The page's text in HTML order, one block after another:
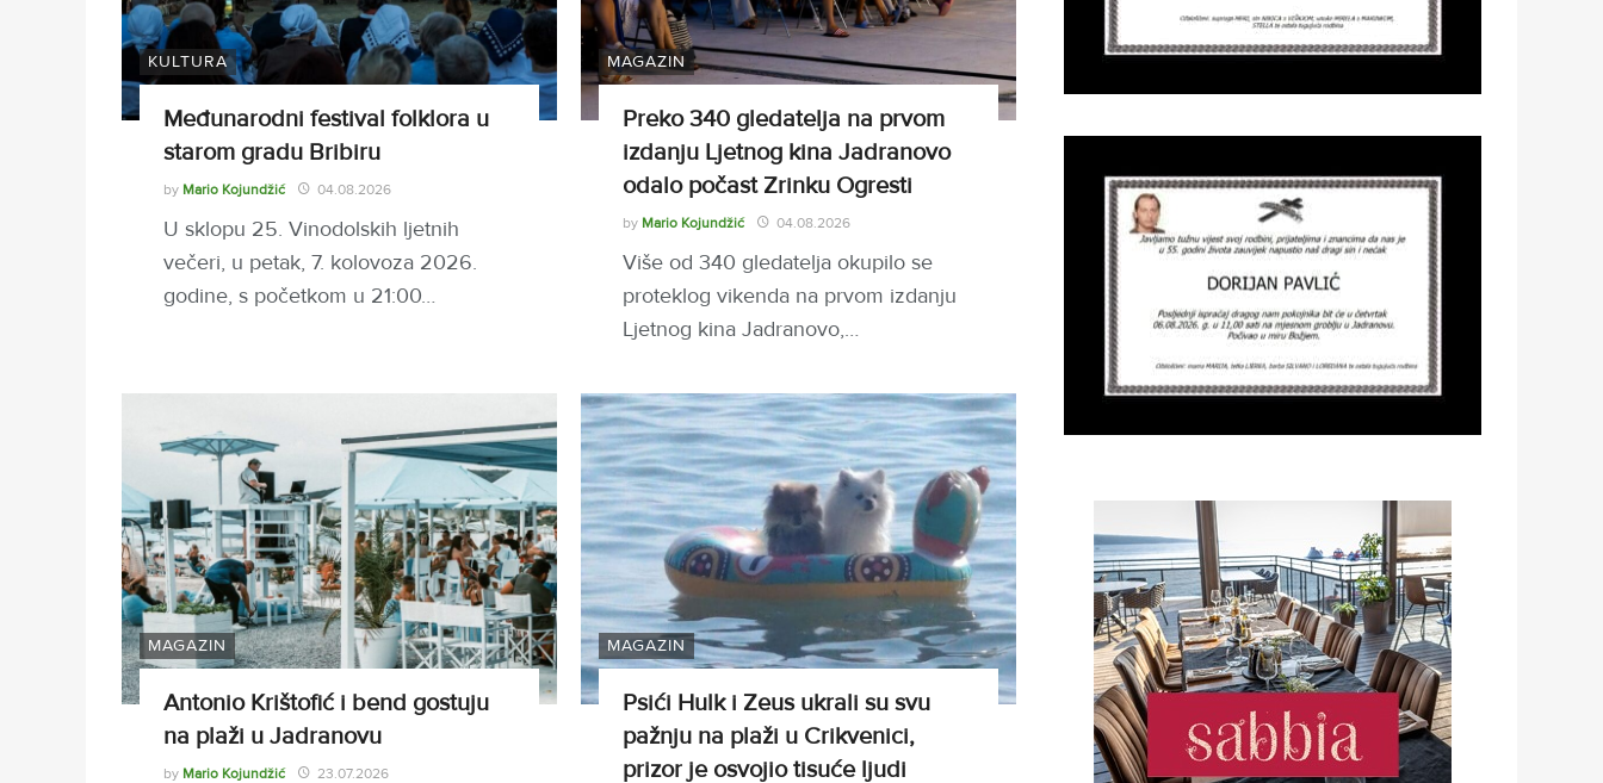
KULTURA
Međunarodni festival folklora u
starom gradu Bribiru
by Mario Kojundžić 04.08.2026
U sklopu 25. Vinodolskih ljetnih
večeri, u petak, 7. kolovoza 2026.
godine, s početkom u 21:00…
MAGAZIN
Preko 340 gledatelja na prvom
izdanju Ljetnog kina Jadranovo
odalo počast Zrinku Ogresti
by Mario Kojundžić 04.08.2026
Više od 340 gledatelja okupilo se
proteklog vikenda na prvom izdanju
Ljetnog kina Jadranovo,…
MAGAZIN
Antonio Krištofić i bend gostuju
na plaži u Jadranovu
by Mario Kojundžić 23.07.2026
MAGAZIN
Psići Hulk i Zeus ukrali su svu
pažnju na plaži u Crikvenici,
prizor je osvojio tisuće ljudi